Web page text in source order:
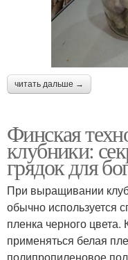
читать дальше →
Финская
клубники:
грядок для
При выращивании
обычно используется
пленка черного
применяться белая